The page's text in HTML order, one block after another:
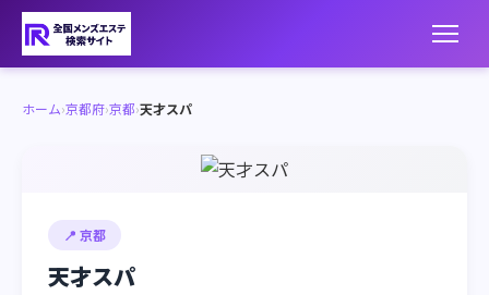
ホーム›京都府›京都›天才スパ
📍 京都
天才スパ